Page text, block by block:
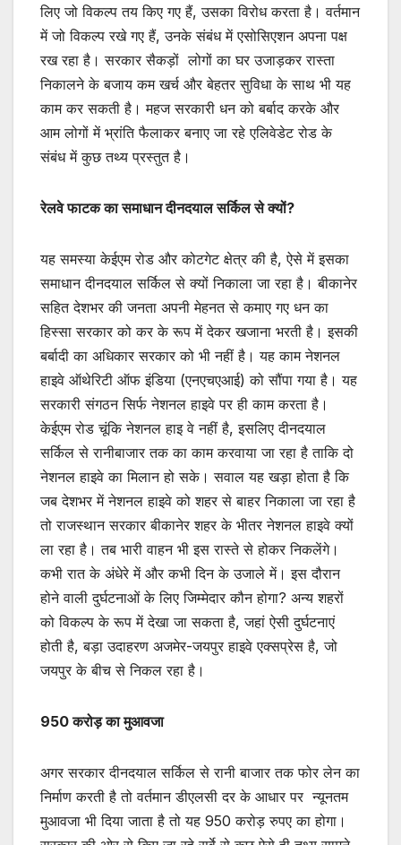
लिए जो विकल्प तय किए गए हैं, उसका विरोध करता है। वर्तमान
में जो विकल्प रखे गए हैं, उनके संबंध में एसोसिएशन अपना पक्ष
रख रहा है। सरकार सैकड़ों लोगों का घर उजाड़कर रास्ता
निकालने के बजाय कम खर्च और बेहतर सुविधा के साथ भी यह
काम कर सकती है। महज सरकारी धन को बर्बाद करके और
आम लोगों में भ्रांति फैलाकर बनाए जा रहे एलिवेडेट रोड के
संबंध में कुछ तथ्य प्रस्तुत है।
रेलवे फाटक का समाधान दीनदयाल सर्किल से क्यों?
यह समस्या केईएम रोड और कोटगेट क्षेत्र की है, ऐसे में इसका
समाधान दीनदयाल सर्किल से क्यों निकाला जा रहा है। बीकानेर
सहित देशभर की जनता अपनी मेहनत से कमाए गए धन का
हिस्सा सरकार को कर के रूप में देकर खजाना भरती है। इसकी
बर्बादी का अधिकार सरकार को भी नहीं है। यह काम नेशनल
हाइवे ऑथेरिटी ऑफ इंडिया (एनएचएआई) को सौंपा गया है। यह
सरकारी संगठन सिर्फ नेशनल हाइवे पर ही काम करता है।
केईएम रोड चूंकि नेशनल हाइ वे नहीं है, इसलिए दीनदयाल
सर्किल से रानीबाजार तक का काम करवाया जा रहा है ताकि दो
नेशनल हाइवे का मिलान हो सके। सवाल यह खड़ा होता है कि
जब देशभर में नेशनल हाइवे को शहर से बाहर निकाला जा रहा है
तो राजस्थान सरकार बीकानेर शहर के भीतर नेशनल हाइवे क्यों
ला रहा है। तब भारी वाहन भी इस रास्ते से होकर निकलेंगे।
कभी रात के अंधेरे में और कभी दिन के उजाले में। इस दौरान
होने वाली दुर्घटनाओं के लिए जिम्मेदार कौन होगा? अन्य शहरों
को विकल्प के रूप में देखा जा सकता है, जहां ऐसी दुर्घटनाएं
होती है, बड़ा उदाहरण अजमेर-जयपुर हाइवे एक्सप्रेस है, जो
जयपुर के बीच से निकल रहा है।
950 करोड़ का मुआवजा
अगर सरकार दीनदयाल सर्किल से रानी बाजार तक फोर लेन का
निर्माण करती है तो वर्तमान डीएलसी दर के आधार पर न्यूनतम
मुआवजा भी दिया जाता है तो यह 950 करोड़ रुपए का होगा।